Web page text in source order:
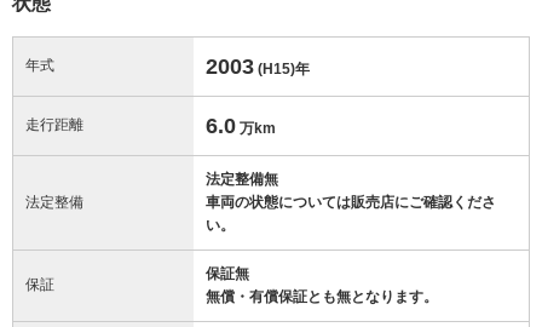
年式 2003 (H15)年
走行距離 6.0 万km
法定整備
法定整備無
車両の状態については販売店にご確認くださ
い。
保証
保証無
無償・有償保証とも無となります。